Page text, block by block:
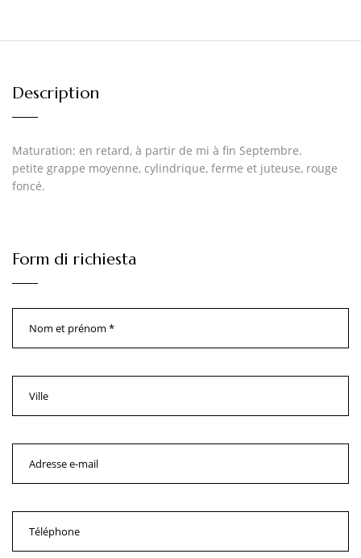
Description
Maturation: en retard, à partir de mi à fin Septembre.
petite grappe moyenne, cylindrique, ferme et juteuse, rouge
foncé.
Form di richiesta